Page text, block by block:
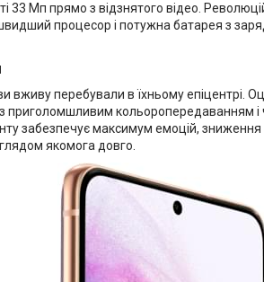
33 Мп прямо з відзнятого відео.
процесор і потужна батарея з
ви вживу перебували в їхньому епіцентрі.
кольоропередаванням і
забезпечує максимум емоцій,
якомога довго.